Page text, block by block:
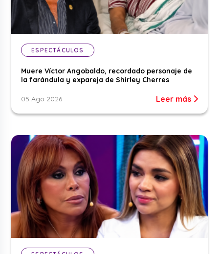
ESPECTÁCULOS
Muere Víctor Angobaldo, recordado personaje de
la farándula y expareja de Shirley Cherres
05 Ago 2026 Leer más